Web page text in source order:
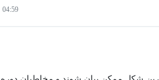
04:59